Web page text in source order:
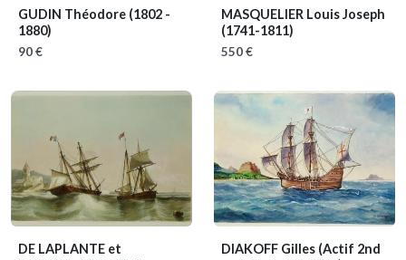
GUDIN Théodore (1802 -
1880)
90 €
MASQUELIER Louis Joseph
(1741-1811)
550 €
DE LAPLANTE et
DIAKOFF Gilles (Actif 2nd